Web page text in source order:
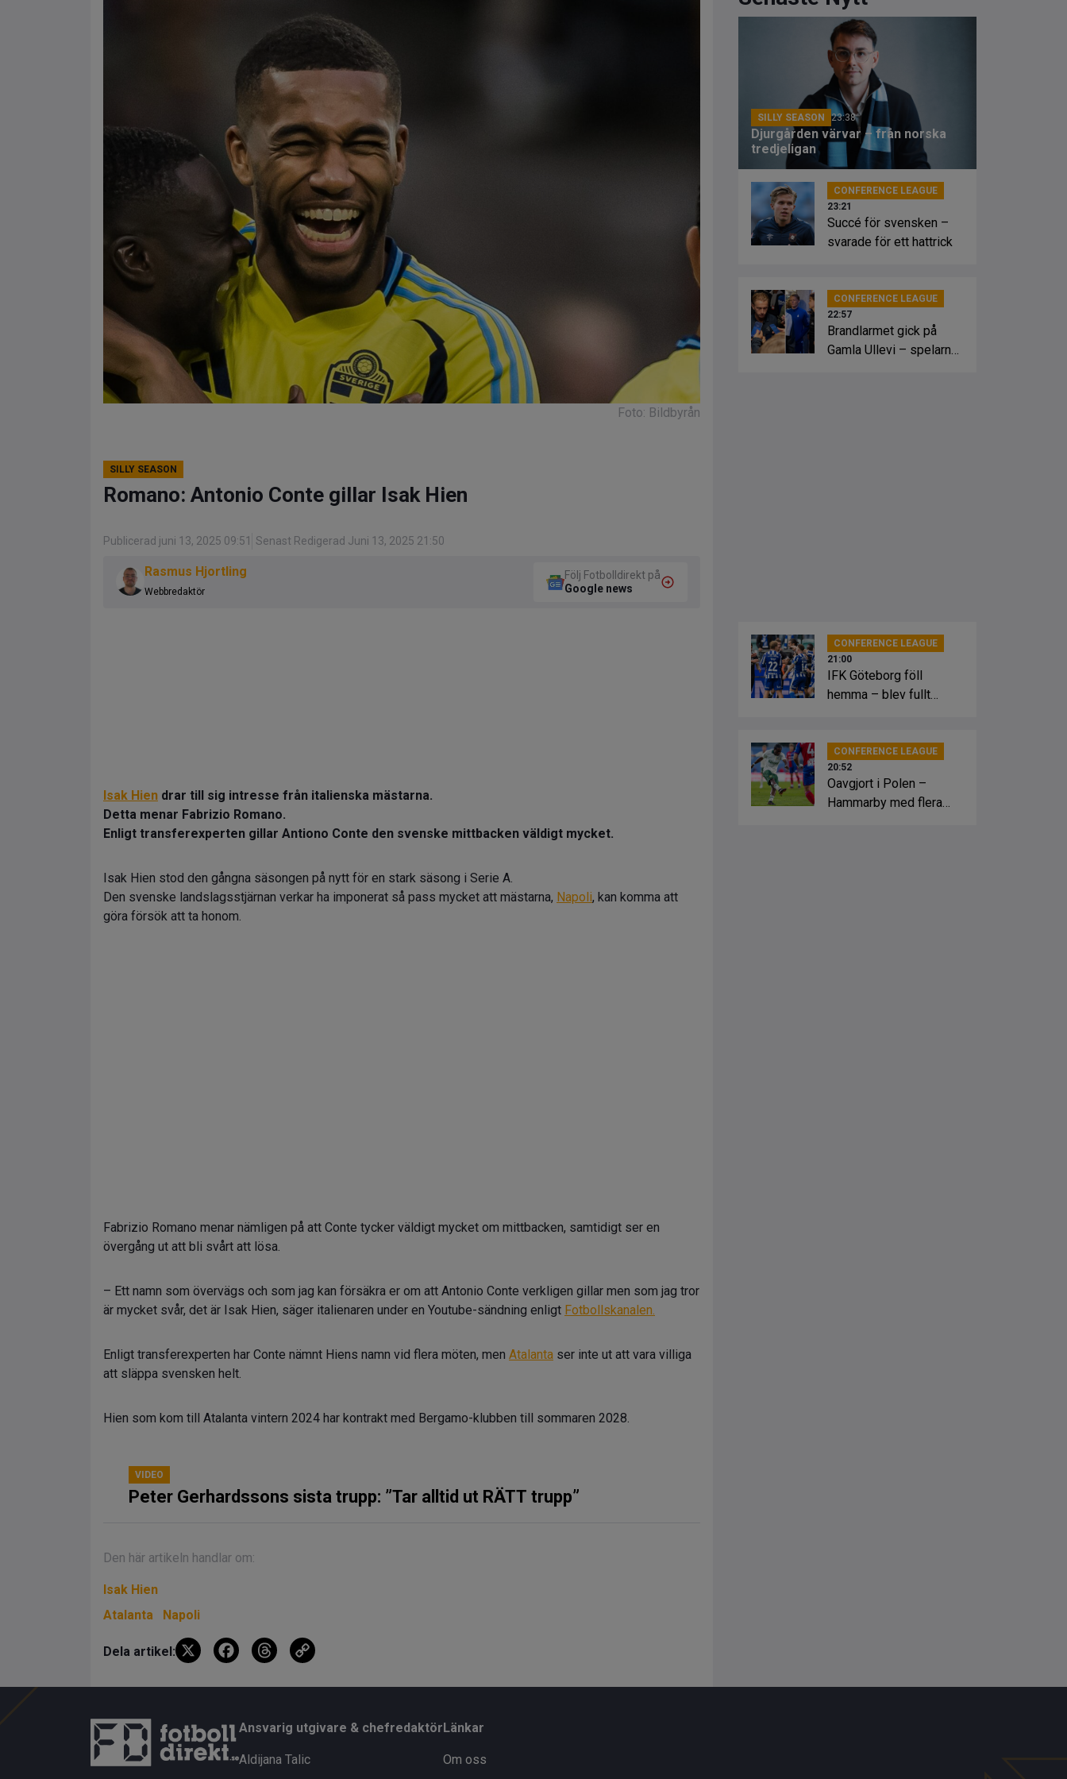
Foto: Bildbyrån
SILLY SEASON
Romano: Antonio Conte gillar Isak Hien
Publicerad juni 13, 2025 09:51 Senast Redigerad Juni 13, 2025 21:50
Rasmus Hjortling
Webbredaktör
Följ Fotbolldirekt på
Google news
Isak Hien drar till sig intresse från italienska mästarna.
Detta menar Fabrizio Romano.
Enligt transferexperten gillar Antiono Conte den svenske mittbacken väldigt mycket.
Isak Hien stod den gångna säsongen på nytt för en stark säsong i Serie A.
Den svenske landslagsstjärnan verkar ha imponerat så pass mycket att mästarna, Napoli, kan komma att
göra försök att ta honom.
Fabrizio Romano menar nämligen på att Conte tycker väldigt mycket om mittbacken, samtidigt ser en
övergång ut att bli svårt att lösa.
– Ett namn som övervägs och som jag kan försäkra er om att Antonio Conte verkligen gillar men som jag tror
är mycket svår, det är Isak Hien, säger italienaren under en Youtube-sändning enligt Fotbollskanalen.
Enligt transferexperten har Conte nämnt Hiens namn vid flera möten, men Atalanta ser inte ut att vara villiga
att släppa svensken helt.
Hien som kom till Atalanta vintern 2024 har kontrakt med Bergamo-klubben till sommaren 2028.
SILLY SEASON 23:38
Djurgården värvar – från norska
tredjeligan
CONFERENCE LEAGUE
23:21
Succé för svensken –
svarade för ett hattrick
CONFERENCE LEAGUE
22:57
Brandlarmet gick på
Gamla Ullevi – spelarna
CONFERENCE LEAGUE
21:00
IFK Göteborg föll
hemma – blev fullt
CONFERENCE LEAGUE
20:52
Oavgjort i Polen –
Hammarby med flera